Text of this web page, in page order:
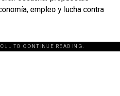
empleo y lucha contra
TO CONTINUE READING.